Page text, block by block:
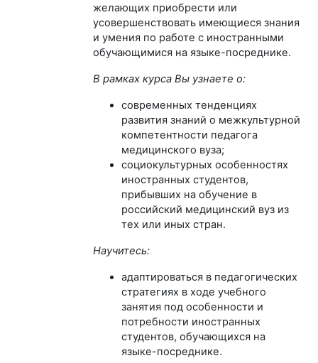
желающих приобрести или
усовершенствовать имеющиеся знания
и умения по работе с иностранными
обучающимися на языке-посреднике.
В рамках курса Вы узнаете о:
современных тенденциях
развития знаний о межкультурной
компетентности педагога
медицинского вуза;
социокультурных особенностях
иностранных студентов,
прибывших на обучение в
российский медицинский вуз из
тех или иных стран.
Научитесь:
адаптироваться в педагогических
стратегиях в ходе учебного
занятия под особенности и
потребности иностранных
студентов, обучающихся на
языке-посреднике.